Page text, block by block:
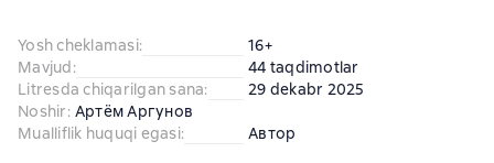
Yosh cheklamasi:
16+
Mavjud:
44 taqdimotlar
Litresda chiqarilgan sana:
29 dekabr 2025
Noshir: Артём Аргунов
Mualliflik huquqi egasi: Автор